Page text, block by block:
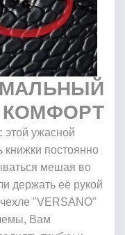
КОМФОРТ
этой ужасной
книжки постоянно
мешая во
держать её рукой
"VERSANO"
Вам